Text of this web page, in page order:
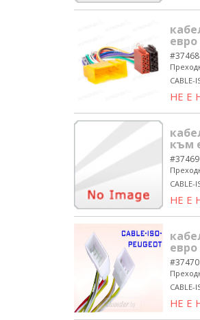
евро
#37468
CABLE-
НЕ Е
към
#37469
CABLE-
НЕ Е
евро
#37470
CABLE-
НЕ Е